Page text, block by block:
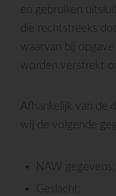
en gebruiken
die rechtstreeks
waarvan bij
worden verstrekt
Afhankelijk van de
wij de volgende
NAW gegevens;
Geslacht;